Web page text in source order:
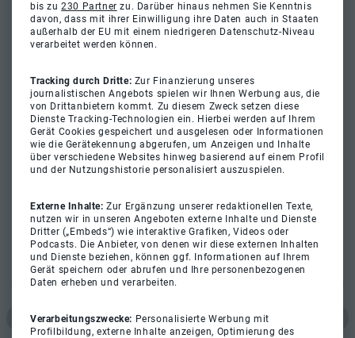
bis zu230 Partner zu. Darüber hinaus nehmen Sie Kenntnis
davon, dass mit ihrer Einwilligung ihre Daten auch in Staaten
außerhalb der EU mit einem niedrigeren Datenschutz-Niveau
verarbeitet werden können.
Tracking durch Dritte: Zur Finanzierung unseres
journalistischen Angebots spielen wir Ihnen Werbung aus, die
von Drittanbietern kommt. Zu diesem Zweck setzen diese
Dienste Tracking-Technologien ein. Hierbei werden auf Ihrem
Gerät Cookies gespeichert und ausgelesen oder Informationen
wie die Gerätekennung abgerufen, um Anzeigen und Inhalte
über verschiedene Websites hinweg basierend auf einem Profil
und der Nutzungshistorie personalisiert auszuspielen.
Externe Inhalte:Zur Ergänzung unserer redaktionellen Texte,
nutzen wir in unseren Angeboten externe Inhalte und Dienste
Dritter („Embeds“) wie interaktive Grafiken, Videos oder
Podcasts. Die Anbieter, von denen wir diese externen Inhalten
und Dienste beziehen, können ggf. Informationen auf Ihrem
Gerät speichern oder abrufen und Ihre personenbezogenen
Daten erheben und verarbeiten.
Verarbeitungszwecke: Personalisierte Werbung mit
Profilbildung, externe Inhalte anzeigen, Optimierung des